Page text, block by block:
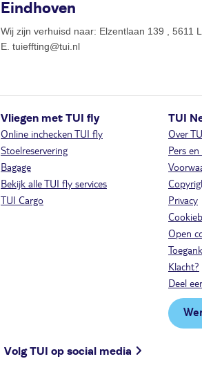
Eindhoven
Wij zijn verhuisd naar: Elzentlaan 139 , 5611
E. tuieffting@tui.nl
Vliegen met TUI fly
Online inchecken TUI fly
Stoelreservering
Bagage
Bekijk alle TUI fly services
TUI Cargo
TUI
Over
Pers
Privacy
Open
Klacht?
Deel
Volg TUI op social media